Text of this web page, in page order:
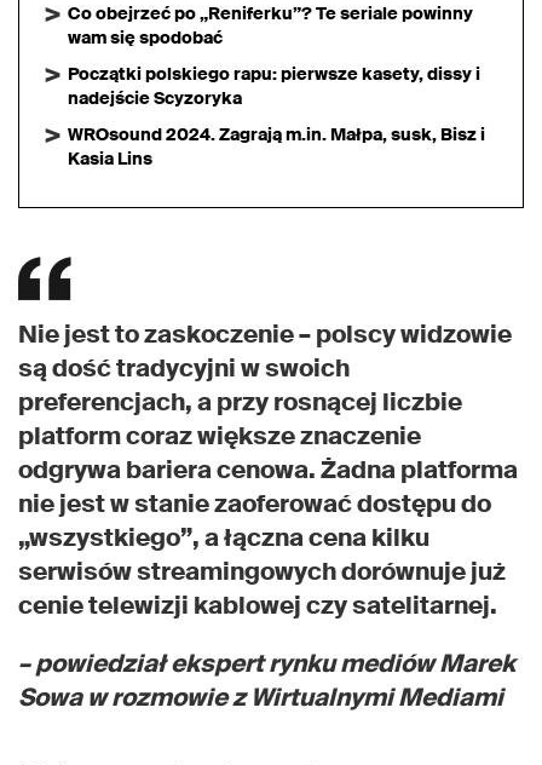
Co obejrzeć po „Reniferku”? Te seriale powinny
wam się spodobać
Początki polskiego rapu: pierwsze kasety, dissy i
nadejście Scyzoryka
WROsound 2024. Zagrają m.in. Małpa, susk, Bisz i
Kasia Lins
Nie jest to zaskoczenie – polscy widzowie
są dość tradycyjni w swoich
preferencjach, a przy rosnącej liczbie
platform coraz większe znaczenie
odgrywa bariera cenowa. Żadna platforma
nie jest w stanie zaoferować dostępu do
„wszystkiego”, a łączna cena kilku
serwisów streamingowych dorównuje już
cenie telewizji kablowej czy satelitarnej.
– powiedział ekspert rynku mediów Marek
Sowa w rozmowie z Wirtualnymi Mediami